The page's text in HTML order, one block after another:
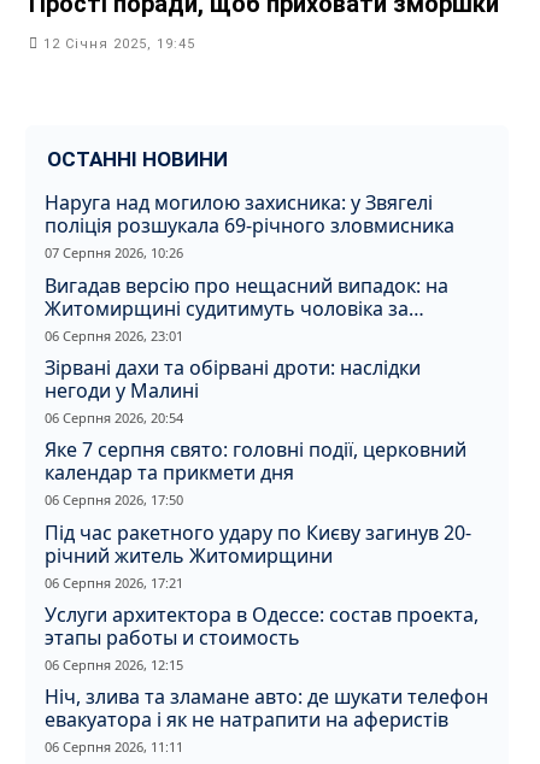
12 Січня 2025, 19:45
ОСТАННІ НОВИНИ
Наруга над могилою захисника: у Звягелі
поліція розшукала 69-річного зловмисника
07 Серпня 2026, 10:26
Вигадав версію про нещасний випадок: на
Житомирщині судитимуть чоловіка за
вбивство співмешканки
06 Серпня 2026, 23:01
Зірвані дахи та обірвані дроти: наслідки
негоди у Малині
06 Серпня 2026, 20:54
Яке 7 серпня свято: головні події, церковний
календар та прикмети дня
06 Серпня 2026, 17:50
Під час ракетного удару по Києву загинув 20-
річний житель Житомирщини
06 Серпня 2026, 17:21
Услуги архитектора в Одессе: состав проекта,
этапы работы и стоимость
06 Серпня 2026, 12:15
Ніч, злива та зламане авто: де шукати телефон
евакуатора і як не натрапити на аферистів
06 Серпня 2026, 11:11